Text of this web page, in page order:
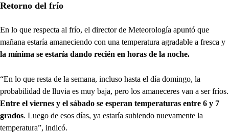
Retorno del frío
En lo que respecta al frío, el director de Meteorología apuntó que
mañana estaría amaneciendo con una temperatura agradable a fresca y
la mínima se estaría dando recién en horas de la noche.
“En lo que resta de la semana, incluso hasta el día domingo, la
probabilidad de lluvia es muy baja, pero los amaneceres van a ser fríos.
Entre el viernes y el sábado se esperan temperaturas entre 6 y 7
grados. Luego de esos días, ya estaría subiendo nuevamente la
temperatura”, indicó.